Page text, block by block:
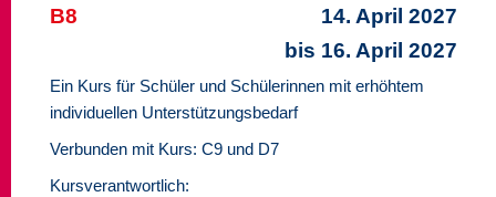
Kurse
Über uns
14. April 2027
bis 16. April 2027
B8
Ein Kurs für Schüler und Schülerinnen mit erhöhtem
individuellen Unterstützungsbedarf
Verbunden mit Kurs: C9 und D7
Kursverantwortlich: